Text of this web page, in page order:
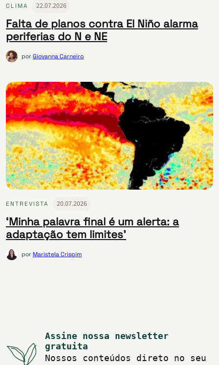
CLIMA 22.07.2026
Falta de planos contra El Niño alarma
periferias do N e NE
porGiovanna Carneiro
ENTREVISTA 20.07.2026
‘Minha palavra final é um alerta: a
adaptação tem limites’
por Maristela Crispim
Assine nossa newsletter
gratuita
Nossos conteúdos direto no seu